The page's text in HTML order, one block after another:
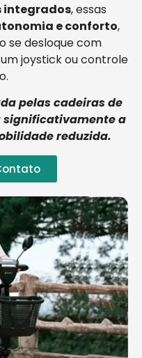
integrados, essas
e conforto,
se desloque com
joystick ou controle
pelas cadeiras de
significativamente a
reduzida.